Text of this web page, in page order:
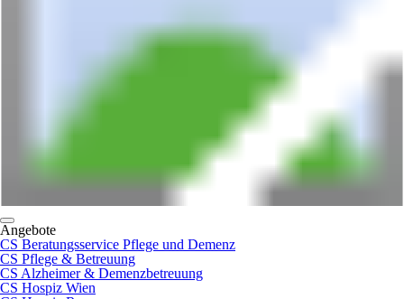
Angebote
CS Beratungsservice Pflege und Demenz
CS Pflege & Betreuung
CS Alzheimer & Demenzbetreuung
CS Hospiz Wien